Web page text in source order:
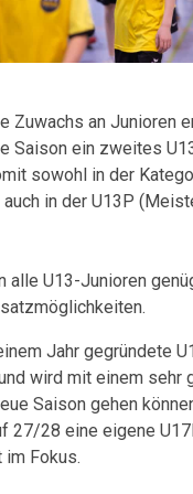
Zuwachs an Junioren
Saison ein zweites
sowohl in der
in der U13P
alle U13-Junioren
Jahr gegründete
wird mit einem sehr
Saison gehen
27/28 eine eigene
im Fokus.